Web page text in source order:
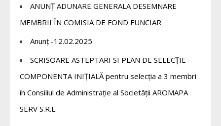
ANUNȚ ADUNARE GENERALA DESEMNARE
MEMBRII ÎN COMISIA DE FOND FUNCIAR
Anunț -12.02.2025
SCRISOARE ASTEPTARI SI PLAN DE SELECȚIE –
COMPONENTA INIȚIALĂ pentru selecția a 3 membri
în Consiliul de Administrație al Societății AROMAPA
SERV S.R.L.